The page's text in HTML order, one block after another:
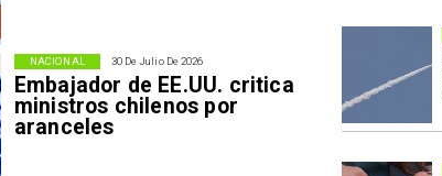
30 De Julio De 2026
Embajador de EE.UU. critica
ministros chilenos por
aranceles
NACIONAL